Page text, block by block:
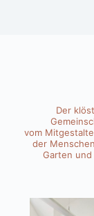
Der
vom
der
Garten